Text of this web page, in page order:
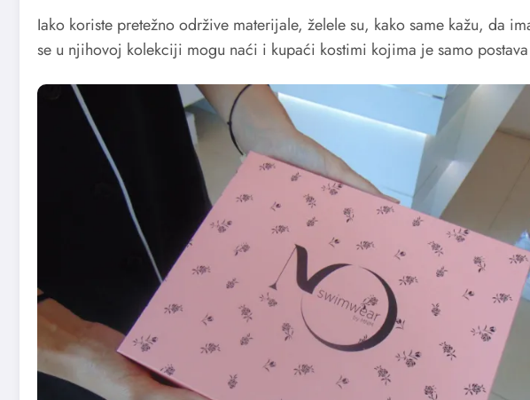
Iako koriste pretežno održive materijale, želele su, kako same kažu, da
se u njihovoj kolekciji mogu naći i kupaći kostimi kojima je samo